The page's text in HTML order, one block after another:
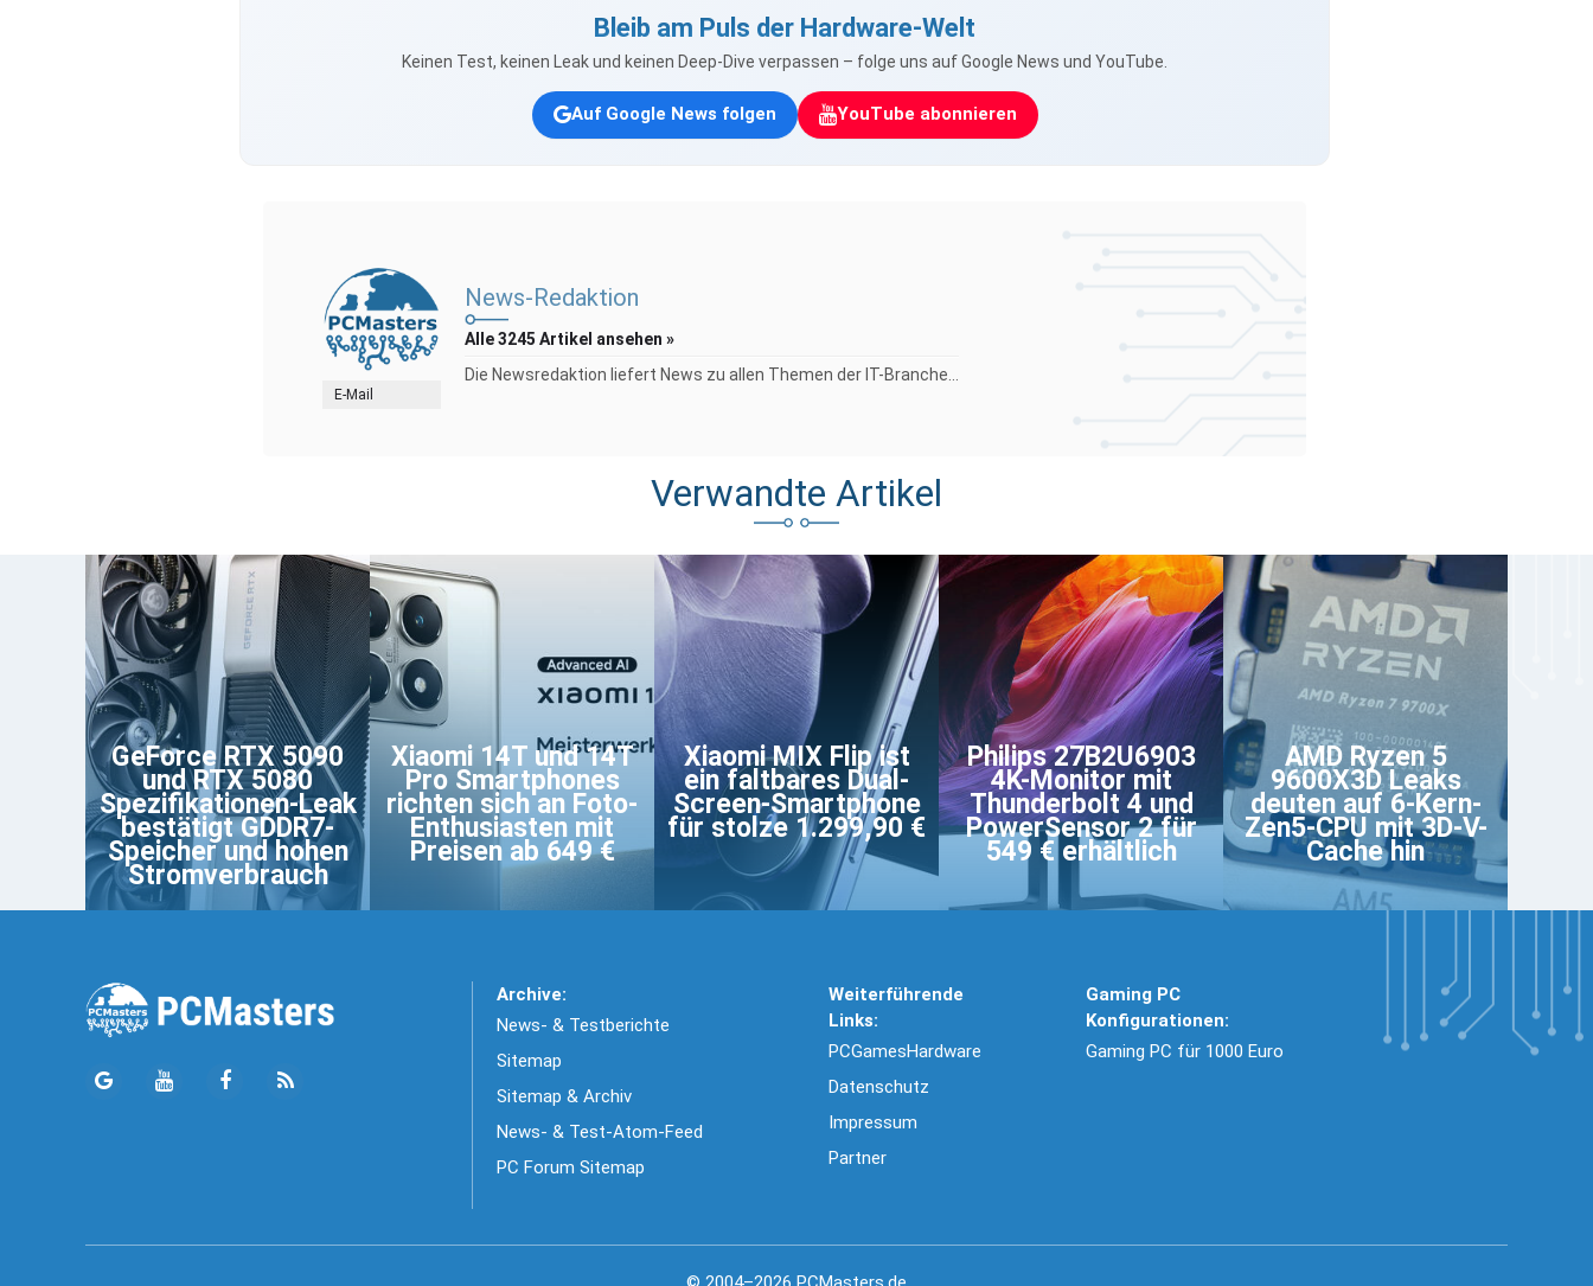
Bleib am Puls der Hardware-Welt
Keinen Test, keinen Leak und keinen Deep-Dive verpassen – folge uns auf Google News und YouTube.
Auf Google News folgen YouTube abonnieren
E-Mail
News-Redaktion
Alle 3245 Artikel ansehen »
Die Newsredaktion liefert News zu allen Themen der IT-Branche...
Verwandte Artikel
GeForce RTX 5090
und RTX 5080
Spezifikationen-Leak
bestätigt GDDR7-
Speicher und hohen
Stromverbrauch
Xiaomi 14T und 14T
Pro Smartphones
richten sich an Foto-
Enthusiasten mit
Preisen ab 649 €
Xiaomi MIX Flip ist
ein faltbares Dual-
Screen-Smartphone
für stolze 1.299,90 €
Philips 27B2U6903
4K-Monitor mit
Thunderbolt 4 und
PowerSensor 2 für
549 € erhältlich
AMD Ryzen 5
9600X3D Leaks
deuten auf 6-Kern-
Zen5-CPU mit 3D-V-
Cache hin
Archive:
News- & Testberichte
Sitemap
Sitemap & Archiv
News- & Test-Atom-Feed
PC Forum Sitemap
Weiterführende
Links:
PCGamesHardware
Datenschutz
Impressum
Partner
Gaming PC
Konfigurationen:
Gaming PC für 1000 Euro